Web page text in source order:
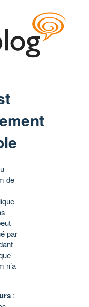
de
par
n’a
: